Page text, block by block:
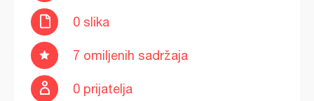
0 slika
7 omiljenih sadržaja
0 prijatelja